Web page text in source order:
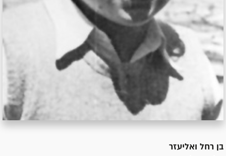
בן רחל ואליעזר